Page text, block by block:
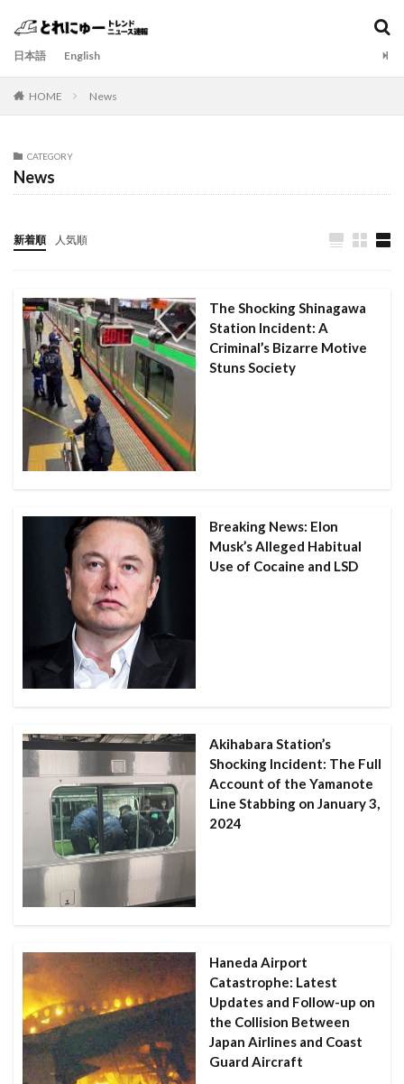
日本語 English
HOME News
CATEGORY
News
新着順 人気順
The Shocking Shinagawa
Station Incident: A
Criminal’s Bizarre Motive
Stuns Society
Breaking News: Elon
Musk’s Alleged Habitual
Use of Cocaine and LSD
Akihabara Station’s
Shocking Incident: The Full
Account of the Yamanote
Line Stabbing on January 3,
2024
Haneda Airport
Catastrophe: Latest
Updates and Follow-up on
the Collision Between
Japan Airlines and Coast
Guard Aircraft